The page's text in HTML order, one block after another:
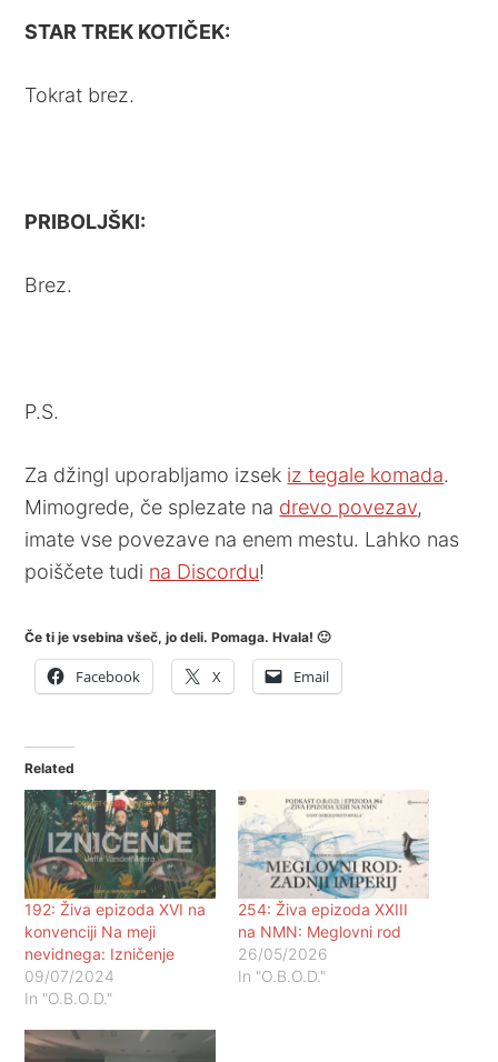
STAR TREK KOTIČEK:
Tokrat brez.
PRIBOLJŠKI:
Brez.
P.S.
Za džingl uporabljamo izsek iz tegale komada.
Mimogrede, če splezate na drevo povezav,
imate vse povezave na enem mestu. Lahko nas
poiščete tudi na Discordu!
Če ti je vsebina všeč, jo deli. Pomaga. Hvala! 🙂
Facebook X Email
Related
192: Živa epizoda XVI na
konvenciji Na meji
nevidnega: Izničenje
09/07/2024
In "O.B.O.D."
254: Živa epizoda XXIII
na NMN: Meglovni rod
26/05/2026
In "O.B.O.D."